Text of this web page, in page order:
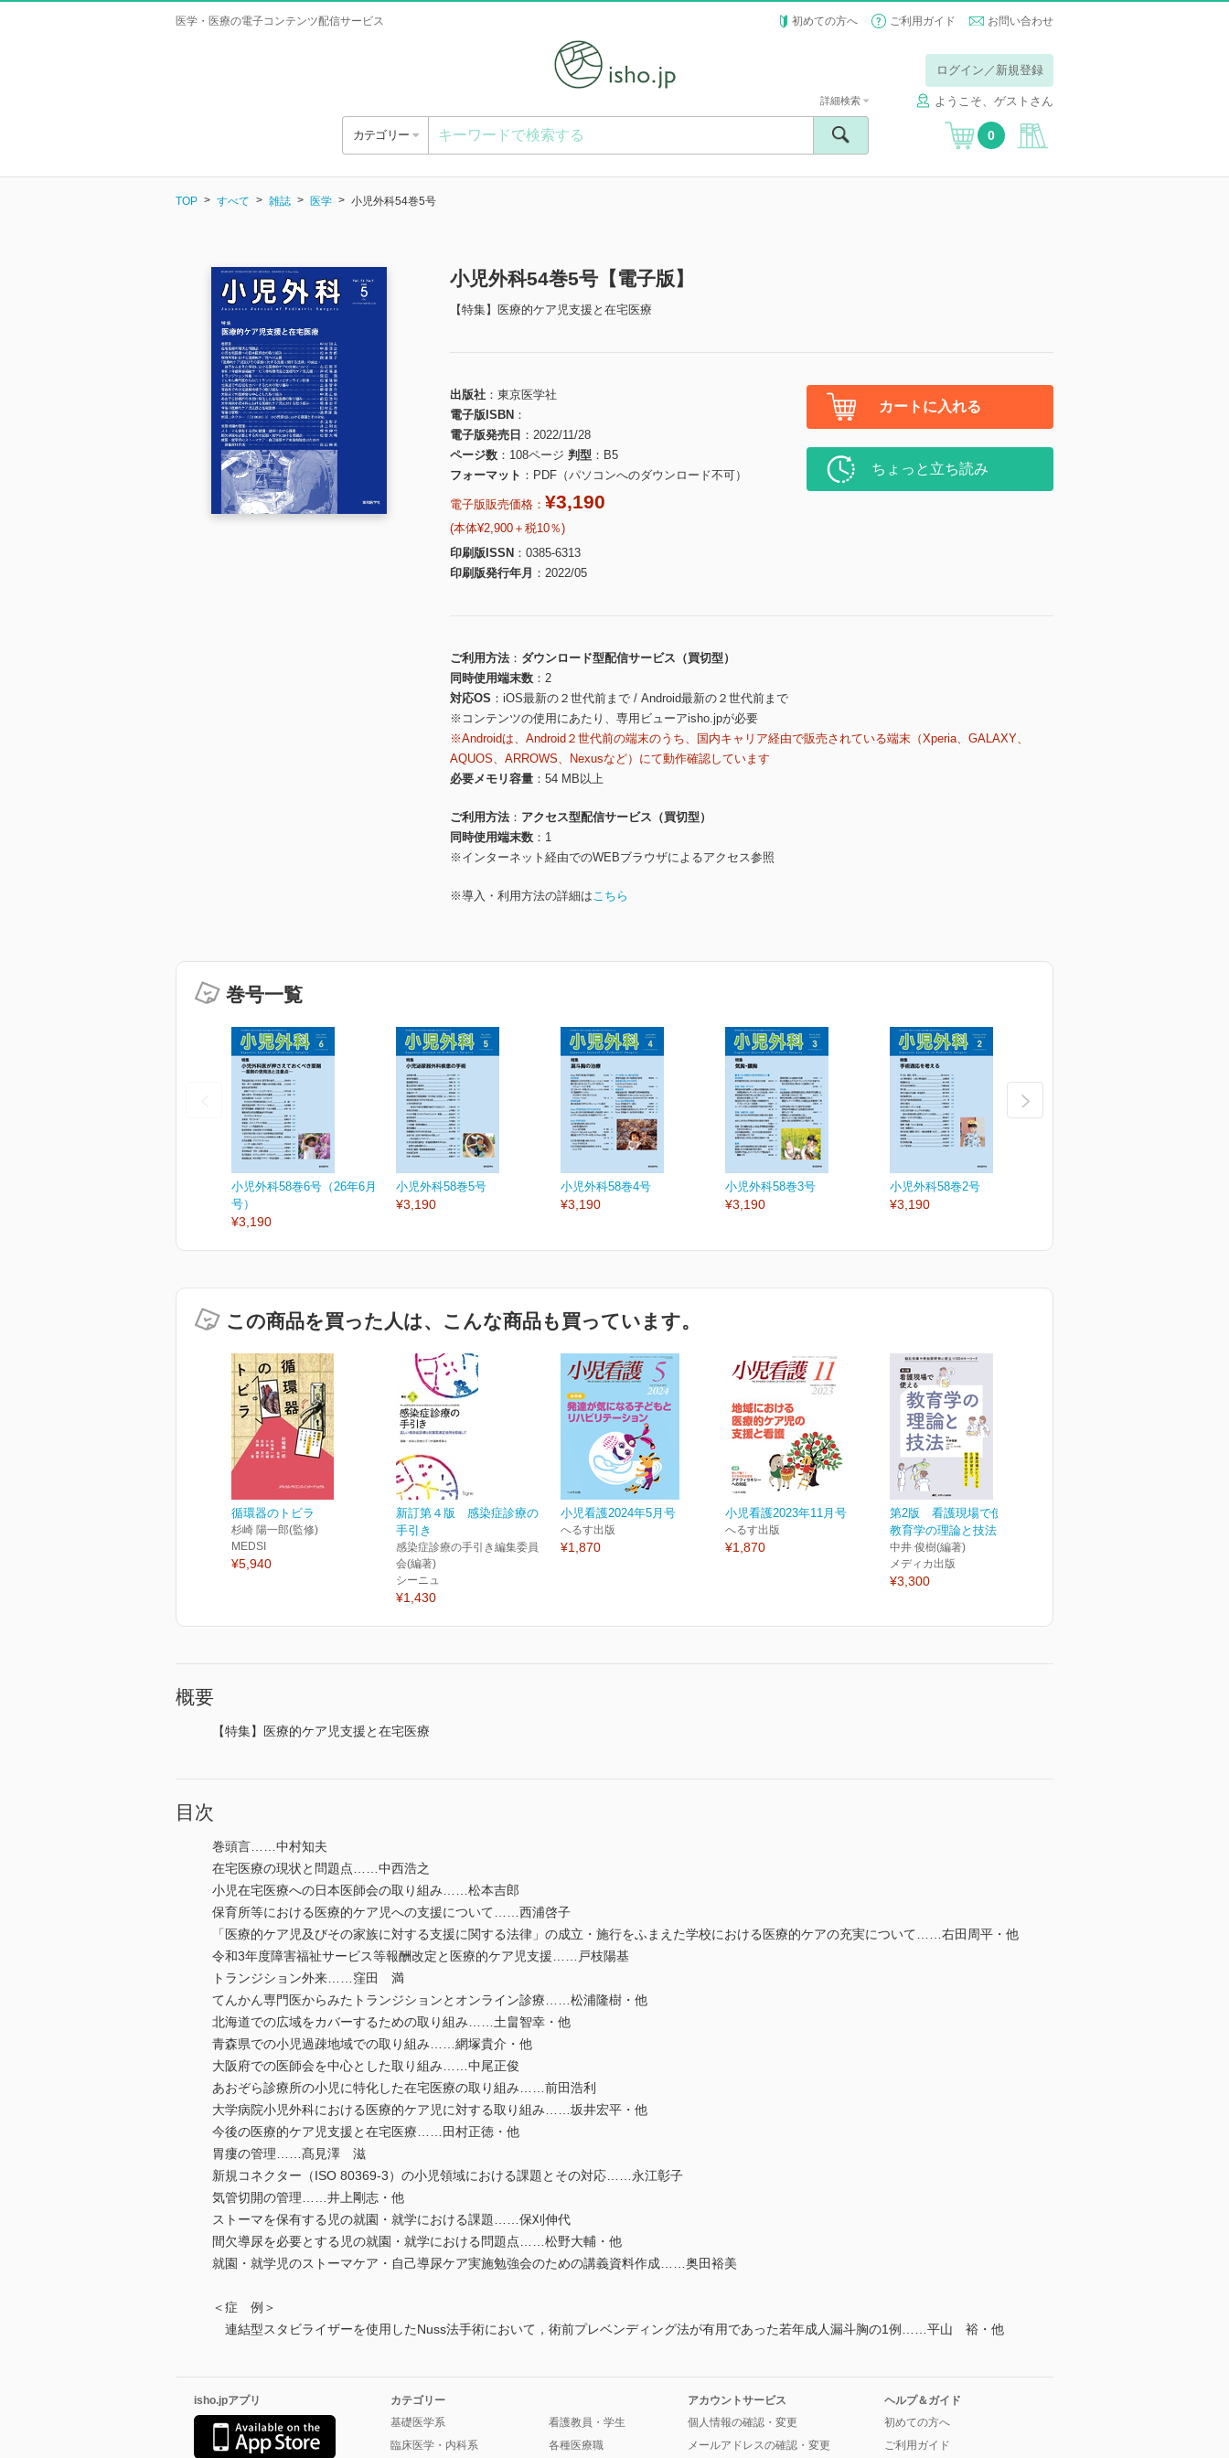
医学・医療の電子コンテンツ配信サービス 初めての方へ ご利用ガイド お問い合わせ
ログイン／新規登録
ようこそ、ゲストさん
カテゴリー
詳細検索
0
TOP すべて 雑誌 医学 小児外科54巻5号
小児外科54巻5号【電子版】
【特集】医療的ケア児支援と在宅医療
出版社
東京医学社
電子版ISBN
電子版発売日
2022/11/28
ページ数
108ページ 判型
B5
フォーマット
PDF（パソコンへのダウンロード不可）
電子版販売価格： ¥3,190
(本体¥2,900＋税10％)
印刷版ISSN
0385-6313
印刷版発行年月
2022/05
カートに入れる
ちょっと立ち読み
ご利用方法
ダウンロード型配信サービス（買切型）
同時使用端末数
2
対応OS
iOS最新の２世代前まで / Android最新の２世代前まで
※コンテンツの使用にあたり、専用ビューアisho.jpが必要
※Androidは、Android２世代前の端末のうち、国内キャリア経由で販売されている端末（Xperia、GALAXY、
AQUOS、ARROWS、Nexusなど）にて動作確認しています
必要メモリ容量
54 MB以上
ご利用方法
アクセス型配信サービス（買切型）
同時使用端末数
1
※インターネット経由でのWEBブラウザによるアクセス参照
※導入・利用方法の詳細はこちら
巻号一覧
小児外科58巻6号（26年6月
号）
¥3,190
小児外科58巻5号
¥3,190
小児外科58巻4号
¥3,190
小児外科58巻3号
¥3,190
小児外科58巻2号
¥3,190
この商品を買った人は、こんな商品も買っています。
循環器のトビラ
杉崎 陽一郎(監修)
MEDSI
¥5,940
新訂第４版 感染症診療の
手引き
感染症診療の手引き編集委員
会(編著)
シーニュ
¥1,430
小児看護2024年5月号
へるす出版
¥1,870
小児看護2023年11月号
へるす出版
¥1,870
第2版 看護現場で使える
教育学の理論と技法
中井 俊樹(編著)
メディカ出版
¥3,300
概要
【特集】医療的ケア児支援と在宅医療
目次
巻頭言……中村知夫
在宅医療の現状と問題点……中西浩之
小児在宅医療への日本医師会の取り組み……松本吉郎
保育所等における医療的ケア児への支援について……西浦啓子
「医療的ケア児及びその家族に対する支援に関する法律」の成立・施行をふまえた学校における医療的ケアの充実について……右田周平・他
令和3年度障害福祉サービス等報酬改定と医療的ケア児支援……戸枝陽基
トランジション外来……窪田 満
てんかん専門医からみたトランジションとオンライン診療……松浦隆樹・他
北海道での広域をカバーするための取り組み……土畠智幸・他
青森県での小児過疎地域での取り組み……網塚貴介・他
大阪府での医師会を中心とした取り組み……中尾正俊
あおぞら診療所の小児に特化した在宅医療の取り組み……前田浩利
大学病院小児外科における医療的ケア児に対する取り組み……坂井宏平・他
今後の医療的ケア児支援と在宅医療……田村正徳・他
胃瘻の管理……髙見澤 滋
新規コネクター（ISO 80369-3）の小児領域における課題とその対応……永江彰子
気管切開の管理……井上剛志・他
ストーマを保有する児の就園・就学における課題……保刈伸代
間欠導尿を必要とする児の就園・就学における問題点……松野大輔・他
就園・就学児のストーマケア・自己導尿ケア実施勉強会のための講義資料作成……奥田裕美
＜症 例＞
連結型スタビライザーを使用したNuss法手術において，術前プレベンディング法が有用であった若年成人漏斗胸の1例……平山 裕・他
isho.jpアプリ
カテゴリー
基礎医学系
臨床医学・内科系
看護教員・学生
各種医療職
アカウントサービス
個人情報の確認・変更
メールアドレスの確認・変更
ヘルプ＆ガイド
初めての方へ
ご利用ガイド